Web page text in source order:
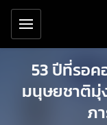
ข้ามไปยังเนื้อหาหลัก
เครื่องมือช่วยเหลือ
53 ปีที่รอค
มนุษยชาติมุ่
ภ